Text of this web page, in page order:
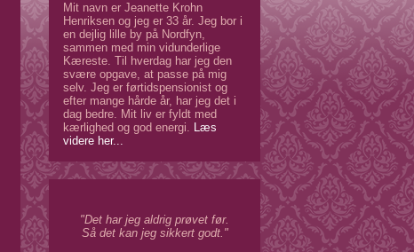
Mit navn er Jeanette Krohn
Henriksen og jeg er 33 år. Jeg bor i
en dejlig lille by på Nordfyn,
sammen med min vidunderlige
Kæreste. Til hverdag har jeg den
svære opgave, at passe på mig
selv. Jeg er førtidspensionist og
efter mange hårde år, har jeg det i
dag bedre. Mit liv er fyldt med
kærlighed og god energi. Læs
videre her...
"Det har jeg aldrig prøvet før.
Så det kan jeg sikkert godt."